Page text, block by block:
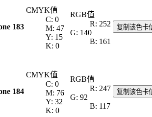
183
CMYK值
C: 0
M: 47
Y: 15
K: 0
RGB值
R: 252
G: 140
B: 161
复制该色卡
184
CMYK值
C: 0
M: 76
Y: 32
K: 0
RGB值
R: 247
G: 92
B: 117
复制该色卡